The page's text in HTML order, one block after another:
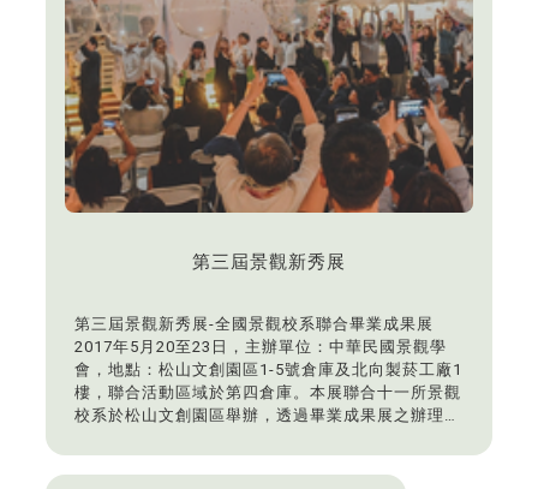
第三屆景觀新秀展
第三屆景觀新秀展-全國景觀校系聯合畢業成果展
2017年5月20至23日，主辦單位：中華民國景觀學
會，地點：松山文創園區1-5號倉庫及北向製菸工廠1
樓，聯合活動區域於第四倉庫。本展聯合十一所景觀
校系於松山文創園區舉辦，透過畢業成果展之辦理，
進彼此交流。